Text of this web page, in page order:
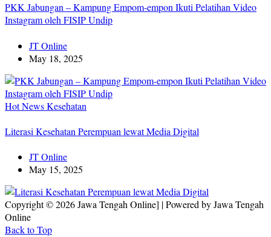
PKK Jabungan – Kampung Empom-empon Ikuti Pelatihan Video
Instagram oleh FISIP Undip
JT Online
May 18, 2025
Hot NewsKesehatan
Literasi Kesehatan Perempuan lewat Media Digital
JT Online
May 15, 2025
Copyright © 2026 Jawa Tengah Online] | Powered by Jawa Tengah
Online
Back to Top